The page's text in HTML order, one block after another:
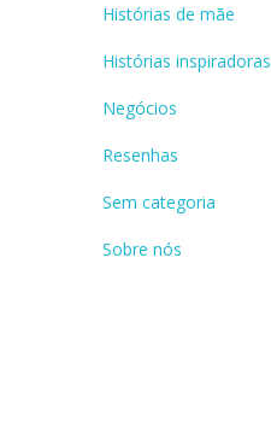
Histórias de mãe
Histórias inspiradoras
Negócios
Resenhas
Sem categoria
Sobre nós